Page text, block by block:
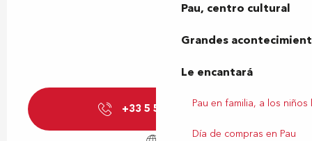
Pau, centro cultural
Grandes
Le encantará
Pau en familia, a los niños
Día de compras en Pau
+33 5 59 81 57▒▒